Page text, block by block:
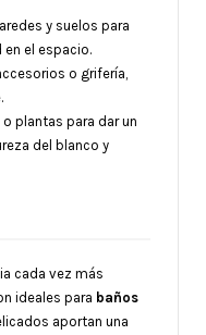
y suelos para
el espacio.
o grifería,
plantas para dar un
del blanco y
cada vez más
ideales para baños
aportan una